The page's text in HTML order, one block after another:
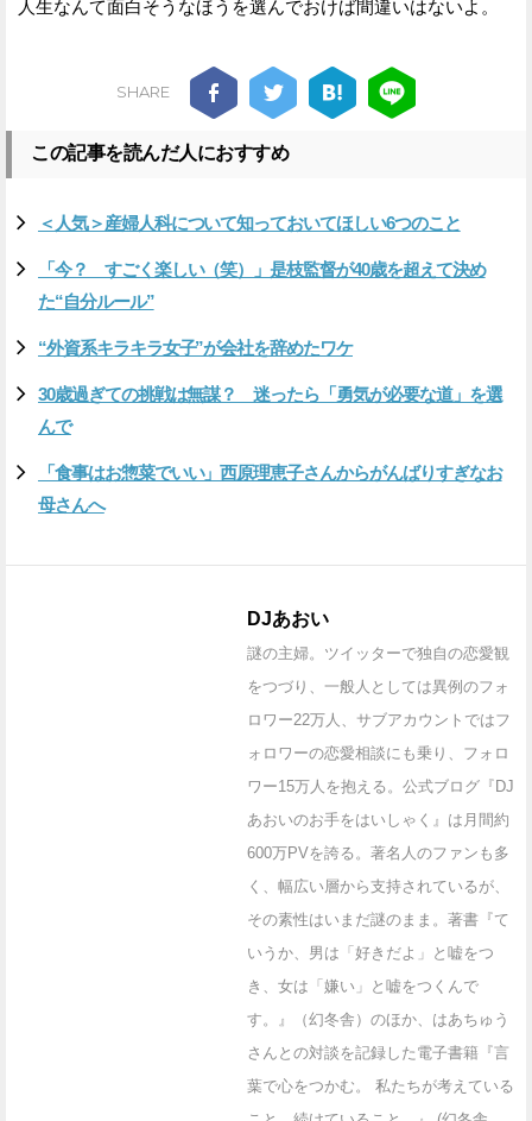
人生なんて面白そうなほうを選んでおけば間違いはないよ。
SHARE
この記事を読んだ人におすすめ
＜人気＞産婦人科について知っておいてほしい6つのこと
「今？ すごく楽しい（笑）」是枝監督が40歳を超えて決め
た“自分ルール”
“外資系キラキラ女子”が会社を辞めたワケ
30歳過ぎての挑戦は無謀？ 迷ったら「勇気が必要な道」を選
んで
「食事はお惣菜でいい」西原理恵子さんからがんばりすぎなお
母さんへ
DJあおい
謎の主婦。ツイッターで独自の恋愛観
をつづり、一般人としては異例のフォ
ロワー22万人、サブアカウントではフ
ォロワーの恋愛相談にも乗り、フォロ
ワー15万人を抱える。公式ブログ『DJ
あおいのお手をはいしゃく』は月間約
600万PVを誇る。著名人のファンも多
く、幅広い層から支持されているが、
その素性はいまだ謎のまま。著書『て
いうか、男は「好きだよ」と嘘をつ
き、女は「嫌い」と嘘をつくんで
す。』（幻冬舎）のほか、はあちゅう
さんとの対談を記録した電子書籍『言
葉で心をつかむ。 私たちが考えている